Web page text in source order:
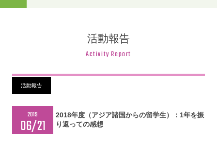
活動報告
Activity Report
活動報告
2019
06/21
2018年度（アジア諸国からの留学生）：1年を振
り返っての感想